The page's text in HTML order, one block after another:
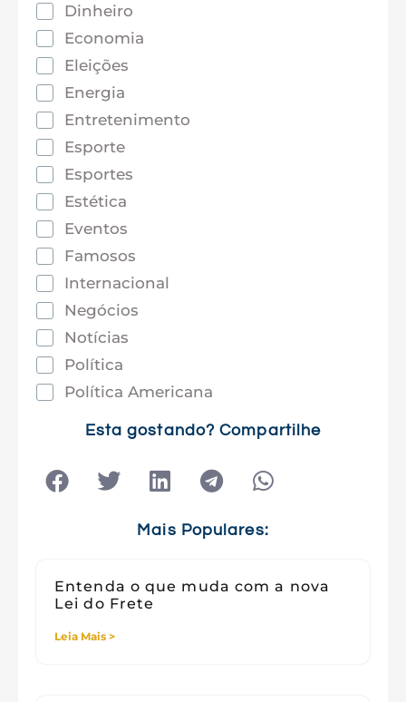
Dinheiro
Economia
Eleições
Energia
Entretenimento
Esporte
Esportes
Estética
Eventos
Famosos
Internacional
Negócios
Notícias
Política
Política Americana
Tecnologia
Esta gostando? Compartilhe
Mais Populares:
Entenda o que muda com a nova
Lei do Frete
Leia Mais >